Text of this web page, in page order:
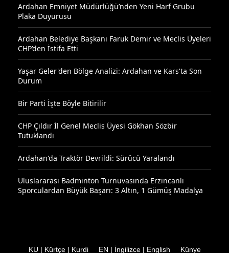
Ardahan Emniyet Müdürlüğü’nden Yeni Harf Grubu
Plaka Duyurusu
Ardahan Belediye Başkanı Faruk Demir ve Meclis Üyeleri
CHP’den İstifa Etti
Yaşar Geler'den Bölge Analizi: Ardahan ve Kars'ta Son
Durum
Bir Parti İşte Böyle Bitirilir
CHP Çıldır İl Genel Meclis Üyesi Gökhan Sözbir
Tutuklandı
Ardahan'da Traktör Devrildi: Sürücü Yaralandı
Uluslararası Badminton Turnuvasında Erzincanlı
Sporculardan Büyük Başarı: 3 Altın, 1 Gümüş Madalya
KU | Kürtçe | Kurdi EN | İngilizce | English Künye